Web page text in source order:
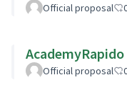
Official proposal
AcademyRapido
Official proposal